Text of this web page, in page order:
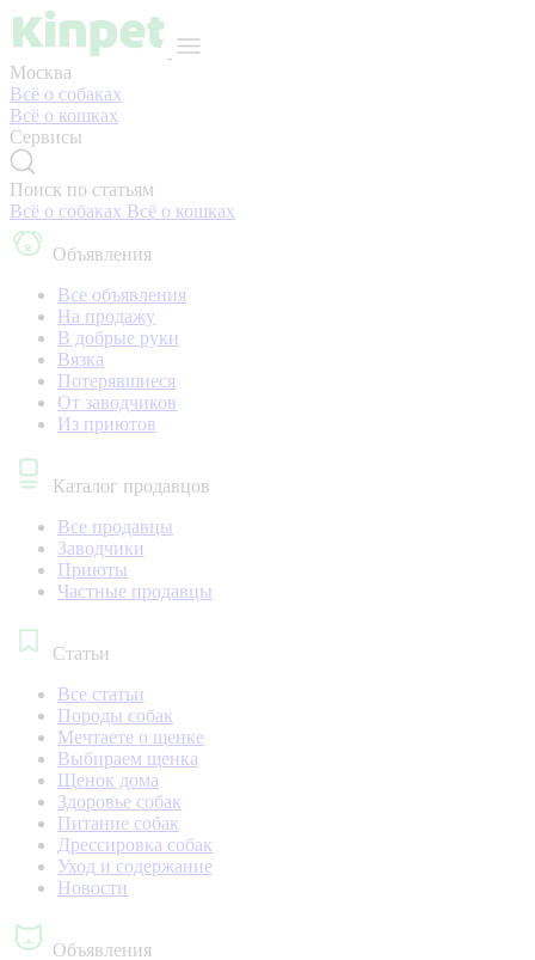
Москва
Всё о собаках
Всё о кошках
Сервисы
Поиск по статьям
Всё о собаках Всё о кошках
Объявления
Все объявления
На продажу
В добрые руки
Вязка
Потерявшиеся
От заводчиков
Из приютов
Каталог продавцов
Все продавцы
Заводчики
Приюты
Частные продавцы
Статьи
Все статьи
Породы собак
Мечтаете о щенке
Выбираем щенка
Щенок дома
Здоровье собак
Питание собак
Дрессировка собак
Уход и содержание
Новости
Объявления